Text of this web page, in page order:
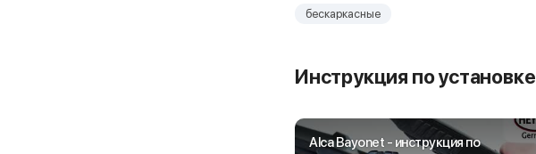
бескаркасные
Инструкция по установке
Alca Bayonet - инструкция по